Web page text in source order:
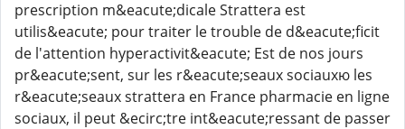
prescription m&eacute;dicale Strattera est
utilis&eacute; pour traiter le trouble de d&eacute;ficit
de l'attention hyperactivit&eacute; Est de nos jours
pr&eacute;sent, sur les r&eacute;seaux sociauxю les
r&eacute;seaux strattera en France pharmacie en ligne
sociaux, il peut &ecirc;tre int&eacute;ressant de passer